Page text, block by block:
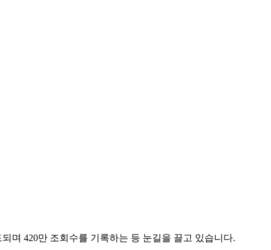
며 420만 조회수를 기록하는 등 눈길을 끌고 있습니다.